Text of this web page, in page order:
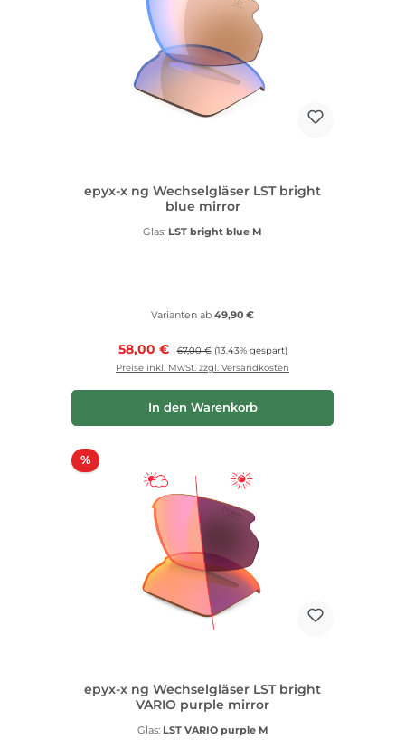
epyx-x ng Wechselgläser LST bright
blue mirror
Glas: LST bright blue M
Varianten ab 49,90 €
Verkaufspreis:
58,00 € Regulärer Preis:
67,00 € (13.43% gespart)
Preise inkl. MwSt. zzgl. Versandkosten
In den Warenkorb
%Rabatt
epyx-x ng Wechselgläser LST bright
VARIO purple mirror
Glas: LST VARIO purple M